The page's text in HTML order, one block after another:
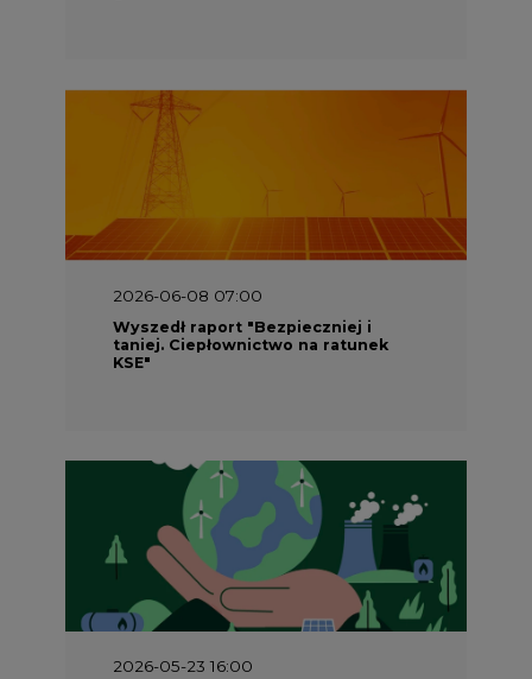
2026-06-08 07:00
Wyszedł raport "Bezpieczniej i
taniej. Ciepłownictwo na ratunek
KSE"
2026-05-23 16:00